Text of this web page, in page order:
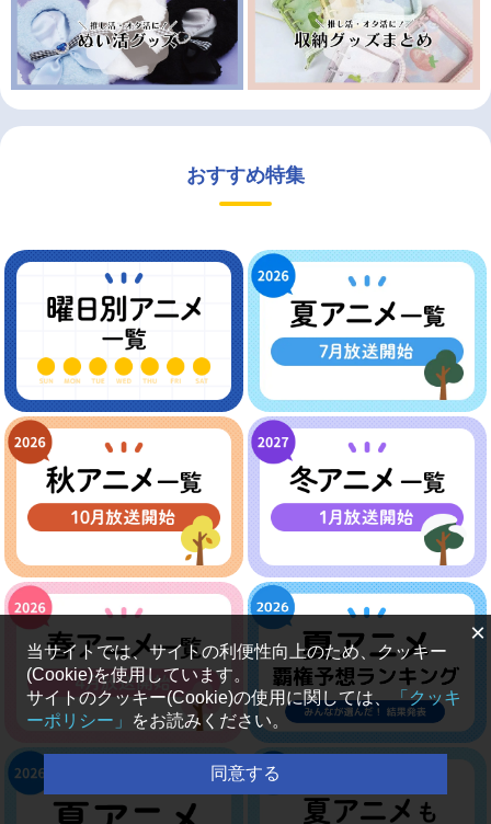
おすすめ特集
×
当サイトでは、サイトの利便性向上のため、クッキー
(Cookie)を使用しています。
サイトのクッキー(Cookie)の使用に関しては、「クッキ
ーポリシー」
をお読みください。
同意する